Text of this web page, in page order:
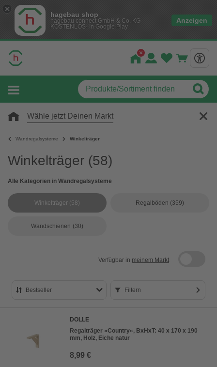
hagebau shop
hagebau connect GmbH & Co. KG
KOSTENLOS- In Google Play
Anzeigen
Wähle jetzt Deinen Markt
Wandregalsysteme Winkelträger
Winkelträger (58)
Alle Kategorien in Wandregalsysteme
Winkelträger (58) Regalböden (359)
Wandschienen (30)
Verfügbar in meinem Markt
Bestseller
Preis aufsteigend
Preis absteigend
Filtern
DOLLE
Regalträger »Country«, BxHxT: 40 x 170 x 190
mm, Holz, Eiche natur
8,99 €